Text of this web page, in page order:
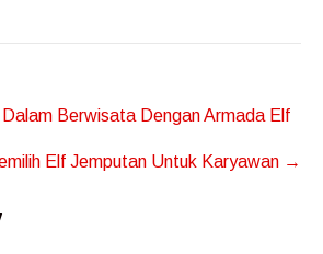
Dalam Berwisata Dengan Armada Elf
Elf Jemputan Untuk Karyawan →